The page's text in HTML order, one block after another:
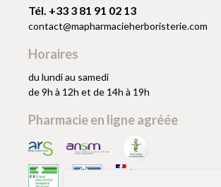
Tél. +33 3 81 91 02 13
contact@mapharmacieherboristerie.com
Horaires
du lundi au samedi
de 9h à 12h et de 14h à 19h
Pharmacie en ligne agréée